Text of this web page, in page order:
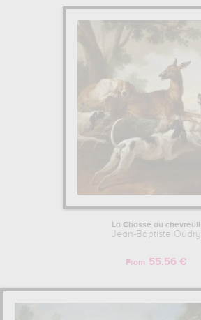
La Chasse au chevreuil
Jean-Baptiste Oudry
From 55.56 €